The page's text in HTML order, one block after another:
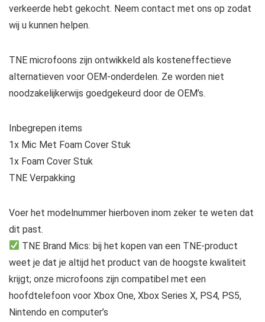
verkeerde hebt gekocht. Neem contact met ons op zodat
wij u kunnen helpen.
TNE microfoons zijn ontwikkeld als kosteneffectieve
alternatieven voor OEM-onderdelen. Ze worden niet
noodzakelijkerwijs goedgekeurd door de OEM’s.
Inbegrepen items
1x Mic Met Foam Cover Stuk
1x Foam Cover Stuk
TNE Verpakking
Voer het modelnummer hierboven inom zeker te weten dat
dit past.
TNE Brand Mics: bij het kopen van een TNE-product
weet je dat je altijd het product van de hoogste kwaliteit
krijgt; onze microfoons zijn compatibel met een
hoofdtelefoon voor Xbox One, Xbox Series X, PS4, PS5,
Nintendo en computer’s